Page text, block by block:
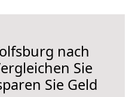
nach
Sie
Sie Geld